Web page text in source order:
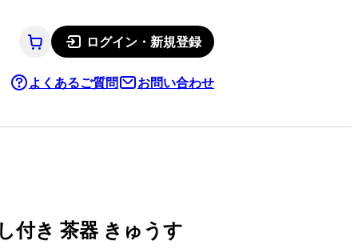
ログイン・新規登録
よくあるご質問 お問い合わせ
付き 茶器 きゅうす